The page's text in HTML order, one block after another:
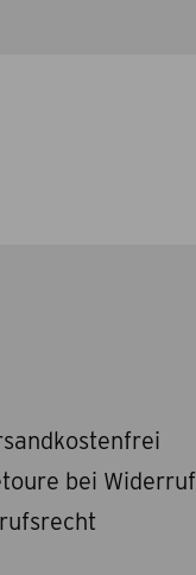
bei Widerruf